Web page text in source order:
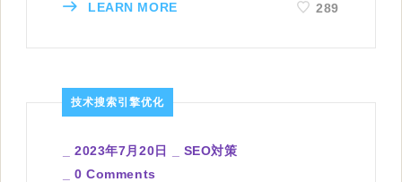
LEARN MORE 289
技术搜索引擎优化
_2023年7月20日
SEO対策
_0 Comments